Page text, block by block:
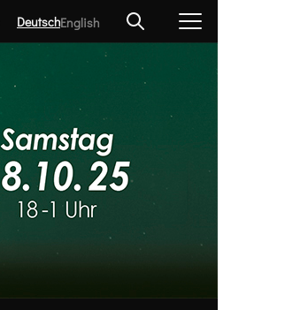
DeutschEnglish